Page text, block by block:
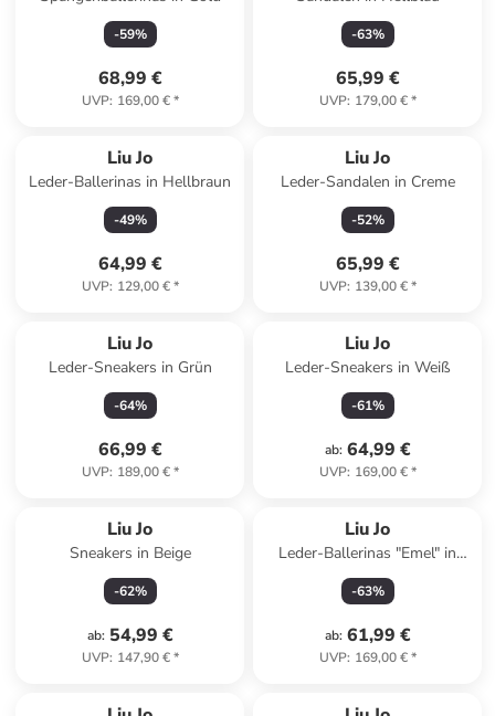
-59%
68,99 €
UVP: 169,00 €*
-63%
65,99 €
UVP: 179,00 €*
Liu Jo
Leder-Ballerinas in Hellbraun
-49%
64,99 €
UVP: 129,00 €*
Liu Jo
Leder-Sandalen in Creme
-52%
65,99 €
UVP: 139,00 €*
Liu Jo
Leder-Sneakers in Grün
-64%
66,99 €
UVP: 189,00 €*
Liu Jo
Leder-Sneakers in Weiß
-61%
ab: 64,99 €
UVP: 169,00 €*
Liu Jo
Sneakers in Beige
-62%
ab: 54,99 €
UVP: 147,90 €*
Liu Jo
Leder-Ballerinas "Emel" in
Hellbraun
-63%
ab: 61,99 €
UVP: 169,00 €*